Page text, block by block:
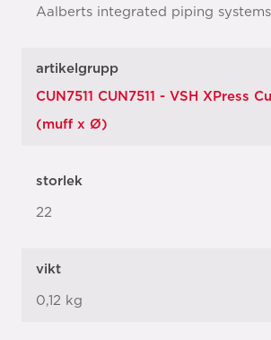
Aalberts integrated piping systems
artikelgrupp
CUN7511 CUN7511 - VSH XPress
(muff x Ø)
storlek
22
vikt
0,12 kg